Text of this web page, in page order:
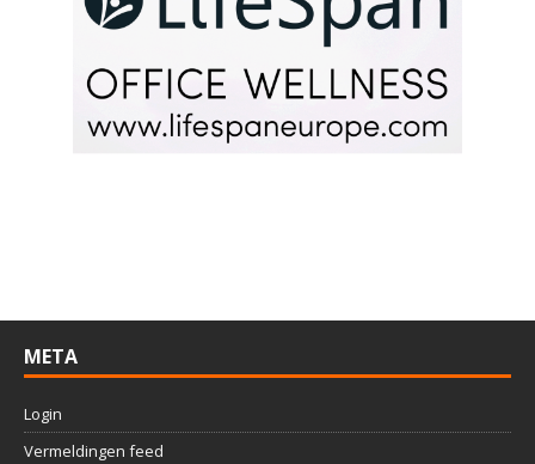
META
Login
Vermeldingen feed